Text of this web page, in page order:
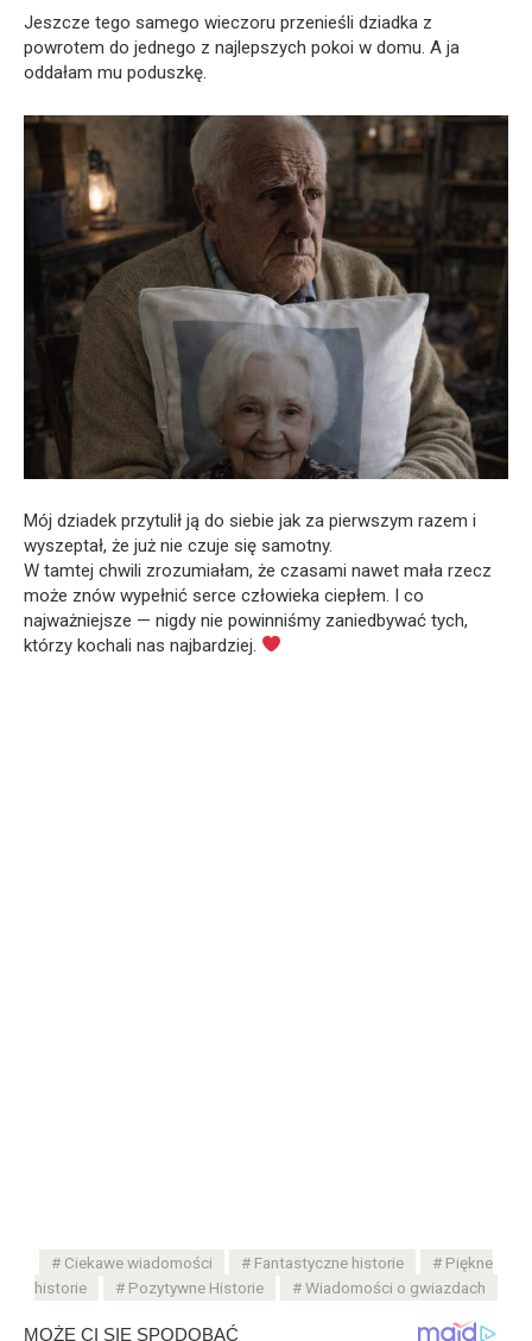
Jeszcze tego samego wieczoru przenieśli dziadka z
powrotem do jednego z najlepszych pokoi w domu. A ja
oddałam mu poduszkę.
Mój dziadek przytulił ją do siebie jak za pierwszym razem i
wyszeptał, że już nie czuje się samotny.
W tamtej chwili zrozumiałam, że czasami nawet mała rzecz
może znów wypełnić serce człowieka ciepłem. I co
najważniejsze — nigdy nie powinniśmy zaniedbywać tych,
którzy kochali nas najbardziej.
Ciekawe wiadomości Fantastyczne historie
Piękne
historie
Pozytywne Historie Wiadomości o gwiazdach